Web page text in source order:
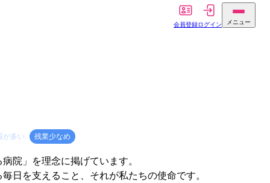
会員登録ログイン メニュー
が多い 残業少なめ
院」を理念に掲げています。
日を支えること、それが私たちの使命です。